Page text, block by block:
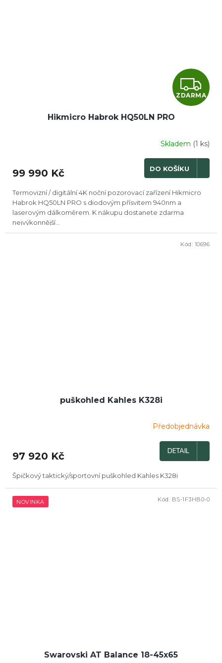
Z
D
R
M
ZDARMA
Hikmicro Habrok HQ50LN PRO
Skladem (1 ks)
99 990 Kč DO KOŠÍKU
Termovizní / digitální 4K noční pozorovací zařízení Hikmicro
Habrok HQ50LN PRO s diodovým přísvitem 940nm a
laserovým dálkoměrem. K nákupu dostanete zdarma
nejvýkonnější...
puškohled Kahles K328i
Předobjednávka
97 920 Kč DETAIL
Špičkový taktický/sportovní puškohled Kahles K328i
Kód: 10696
NOVINKA
Swarovski AT Balance 18-45x65
Kód: BS-1F3HB0-0